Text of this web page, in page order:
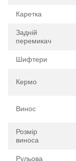
Каретка
Задній
перемикач
Шифтери
Кермо
Винос
Розмір
виноса
Рульова